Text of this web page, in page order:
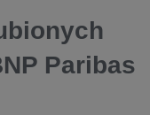
Paribas